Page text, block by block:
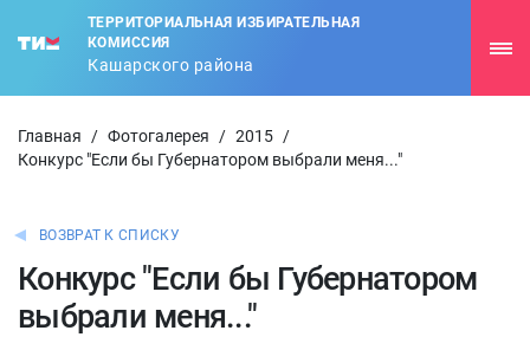
ТЕРРИТОРИАЛЬНАЯ ИЗБИРАТЕЛЬНАЯ
КОМИССИЯ
Кашарского района
Главная / Фотогалерея / 2015 /
Конкурс "Если бы Губернатором выбрали меня..."
ВОЗВРАТ К СПИСКУ
Конкурс "Если бы Губернатором
выбрали меня..."